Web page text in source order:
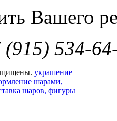
Вашего
(915) 534-
украшение
шарами,
шаров, фигуры